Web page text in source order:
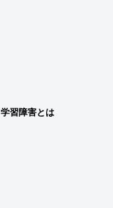
学習障害とは